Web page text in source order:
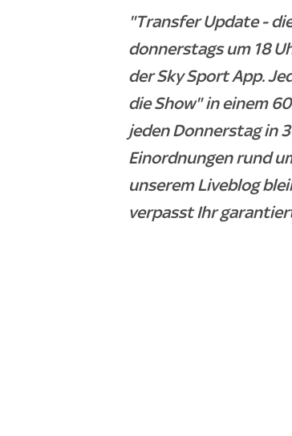
"Transfer Update -
donnerstags um 18
der Sky Sport App.
die Show" in einem
jeden Donnerstag in
Einordnungen rund
unserem Liveblog
verpasst Ihr